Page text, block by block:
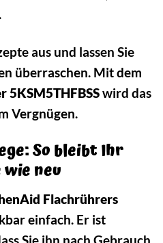
aus und lassen Sie
überraschen. Mit dem
5KSM5THFBSSwird das
Vergnügen.
So bleibt Ihr
neu
Flachrührers
einfach. Er ist
Sie ihn nach Gebrauch